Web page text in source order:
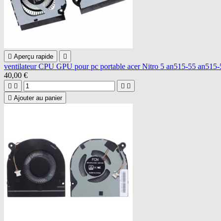
 Aperçu rapide 
ventilateur CPU GPU pour pc portable acer Nitro 5 an515-55 an515-
40,00 €
   
 Ajouter au panier